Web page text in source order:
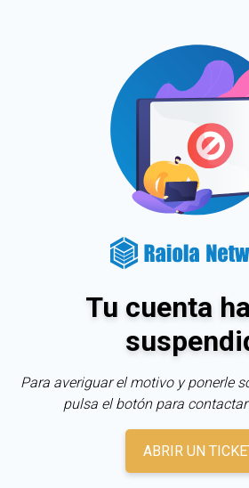
Tu cuenta
Para averiguar el motivo y ponerle
pulsa el botón para
ABRIR UN